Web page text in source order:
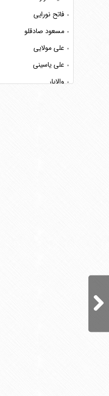
فاتح نورایی
مسعود صادقلو
علی مولایی
علی یاسینی
والایار